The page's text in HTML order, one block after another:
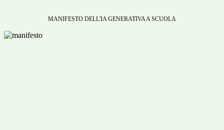
MANIFESTO DELL'IA GENERATIVA A SCUOLA